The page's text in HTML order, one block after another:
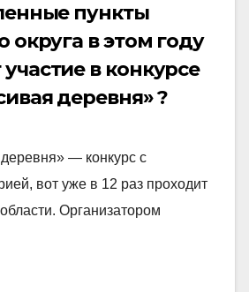
пункты
округа в этом году
в конкурсе
деревня» ?
— конкурс с
вот уже в 12 раз проходит
Организатором